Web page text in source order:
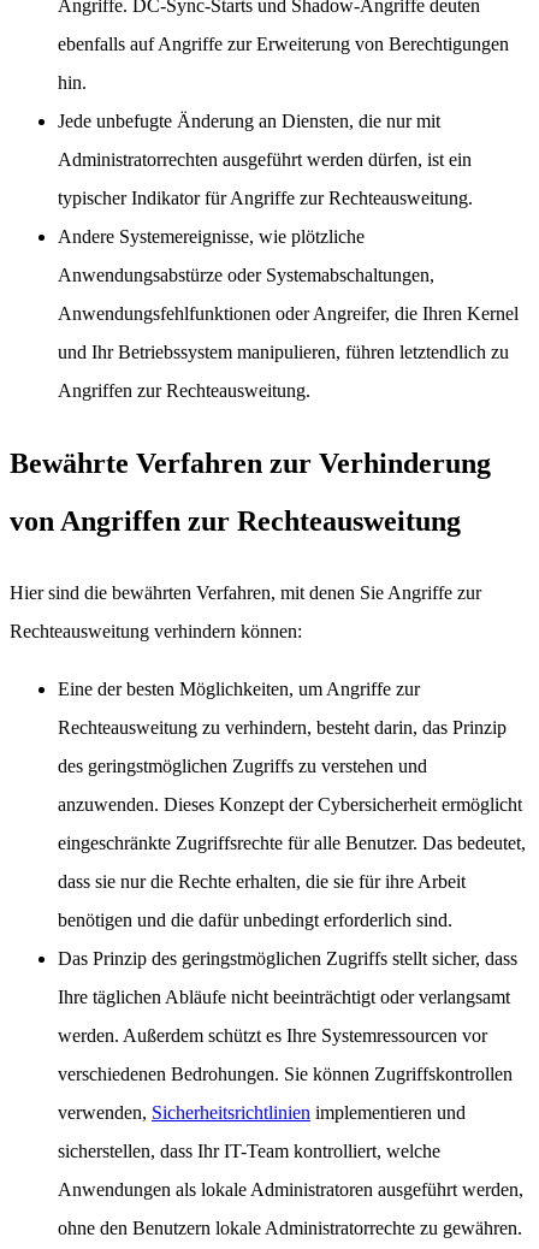
Angriffe. DC-Sync-Starts und Shadow-Angriffe deuten
ebenfalls auf Angriffe zur Erweiterung von Berechtigungen
hin.
Jede unbefugte Änderung an Diensten, die nur mit
Administratorrechten ausgeführt werden dürfen, ist ein
typischer Indikator für Angriffe zur Rechteausweitung.
Andere Systemereignisse, wie plötzliche
Anwendungsabstürze oder Systemabschaltungen,
Anwendungsfehlfunktionen oder Angreifer, die Ihren Kernel
und Ihr Betriebssystem manipulieren, führen letztendlich zu
Angriffen zur Rechteausweitung.
Bewährte Verfahren zur Verhinderung
von Angriffen zur Rechteausweitung
Hier sind die bewährten Verfahren, mit denen Sie Angriffe zur
Rechteausweitung verhindern können:
Eine der besten Möglichkeiten, um Angriffe zur
Rechteausweitung zu verhindern, besteht darin, das Prinzip
des geringstmöglichen Zugriffs zu verstehen und
anzuwenden. Dieses Konzept der Cybersicherheit ermöglicht
eingeschränkte Zugriffsrechte für alle Benutzer. Das bedeutet,
dass sie nur die Rechte erhalten, die sie für ihre Arbeit
benötigen und die dafür unbedingt erforderlich sind.
Das Prinzip des geringstmöglichen Zugriffs stellt sicher, dass
Ihre täglichen Abläufe nicht beeinträchtigt oder verlangsamt
werden. Außerdem schützt es Ihre Systemressourcen vor
verschiedenen Bedrohungen. Sie können Zugriffskontrollen
verwenden, Sicherheitsrichtlinien implementieren und
sicherstellen, dass Ihr IT-Team kontrolliert, welche
Anwendungen als lokale Administratoren ausgeführt werden,
ohne den Benutzern lokale Administratorrechte zu gewähren.